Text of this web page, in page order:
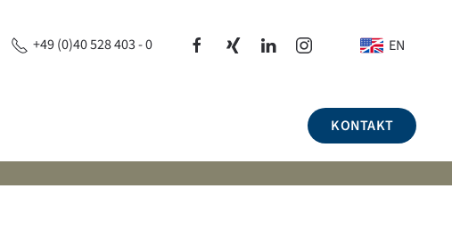
+49 (0)40 528 403 - 0 EN
KONTAKT